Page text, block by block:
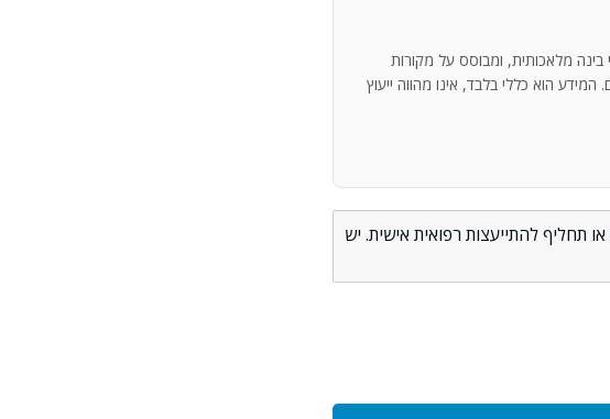
בינה מלאכותית, ומבוסס על מקורות
הוא כללי בלבד, אינו מהווה ייעוץ
תחליף להתייעצות רפואית אישית. יש